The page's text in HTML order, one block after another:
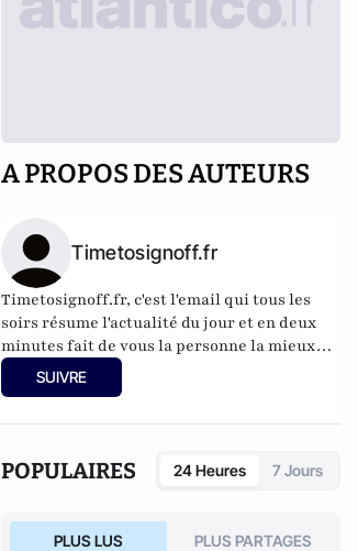
A PROPOS DES AUTEURS
Timetosignoff.fr
Timetosignoff.fr, c'est l'email qui tous les
soirs résume l'actualité du jour et en deux
minutes fait de vous la personne la mieux
informée de votre entourage.
SUIVRE
POPULAIRES 24 Heures 7 Jours
PLUS LUS PLUS PARTAGES